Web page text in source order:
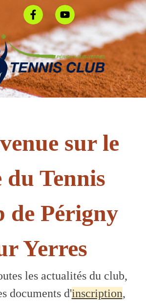
sur le
du Tennis
de Périgny
Yerres
les actualités du club,
documents d'inscription,